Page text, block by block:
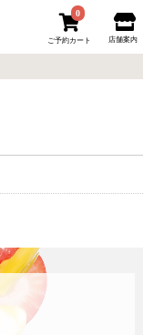
0
ご予約カート 店舗案内